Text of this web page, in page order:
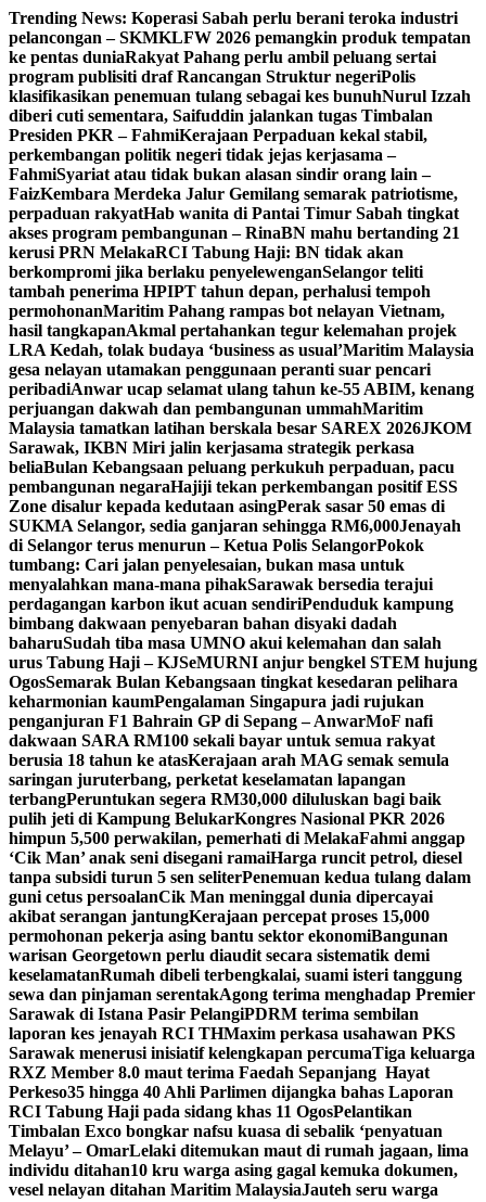
Skip
to
content
Trending News: Koperasi Sabah perlu berani teroka industri
pelancongan – SKMKLFW 2026 pemangkin produk tempatan
ke pentas duniaRakyat Pahang perlu ambil peluang sertai
program publisiti draf Rancangan Struktur negeriPolis
klasifikasikan penemuan tulang sebagai kes bunuhNurul Izzah
diberi cuti sementara, Saifuddin jalankan tugas Timbalan
Presiden PKR – FahmiKerajaan Perpaduan kekal stabil,
perkembangan politik negeri tidak jejas kerjasama –
FahmiSyariat atau tidak bukan alasan sindir orang lain –
FaizKembara Merdeka Jalur Gemilang semarak patriotisme,
perpaduan rakyatHab wanita di Pantai Timur Sabah tingkat
akses program pembangunan – RinaBN mahu bertanding 21
kerusi PRN MelakaRCI Tabung Haji: BN tidak akan
berkompromi jika berlaku penyelewenganSelangor teliti
tambah penerima HPIPT tahun depan, perhalusi tempoh
permohonanMaritim Pahang rampas bot nelayan Vietnam,
hasil tangkapanAkmal pertahankan tegur kelemahan projek
LRA Kedah, tolak budaya ‘business as usual’Maritim Malaysia
gesa nelayan utamakan penggunaan peranti suar pencari
peribadiAnwar ucap selamat ulang tahun ke-55 ABIM, kenang
perjuangan dakwah dan pembangunan ummahMaritim
Malaysia tamatkan latihan berskala besar SAREX 2026JKOM
Sarawak, IKBN Miri jalin kerjasama strategik perkasa
beliaBulan Kebangsaan peluang perkukuh perpaduan, pacu
pembangunan negaraHajiji tekan perkembangan positif ESS
Zone disalur kepada kedutaan asingPerak sasar 50 emas di
SUKMA Selangor, sedia ganjaran sehingga RM6,000Jenayah
di Selangor terus menurun – Ketua Polis SelangorPokok
tumbang: Cari jalan penyelesaian, bukan masa untuk
menyalahkan mana-mana pihakSarawak bersedia terajui
perdagangan karbon ikut acuan sendiriPenduduk kampung
bimbang dakwaan penyebaran bahan disyaki dadah
baharuSudah tiba masa UMNO akui kelemahan dan salah
urus Tabung Haji – KJSeMURNI anjur bengkel STEM hujung
OgosSemarak Bulan Kebangsaan tingkat kesedaran pelihara
keharmonian kaumPengalaman Singapura jadi rujukan
penganjuran F1 Bahrain GP di Sepang – AnwarMoF nafi
dakwaan SARA RM100 sekali bayar untuk semua rakyat
berusia 18 tahun ke atasKerajaan arah MAG semak semula
saringan juruterbang, perketat keselamatan lapangan
terbangPeruntukan segera RM30,000 diluluskan bagi baik
pulih jeti di Kampung BelukarKongres Nasional PKR 2026
himpun 5,500 perwakilan, pemerhati di MelakaFahmi anggap
‘Cik Man’ anak seni disegani ramaiHarga runcit petrol, diesel
tanpa subsidi turun 5 sen seliterPenemuan kedua tulang dalam
guni cetus persoalanCik Man meninggal dunia dipercayai
akibat serangan jantungKerajaan percepat proses 15,000
permohonan pekerja asing bantu sektor ekonomiBangunan
warisan Georgetown perlu diaudit secara sistematik demi
keselamatanRumah dibeli terbengkalai, suami isteri tanggung
sewa dan pinjaman serentakAgong terima menghadap Premier
Sarawak di Istana Pasir PelangiPDRM terima sembilan
laporan kes jenayah RCI THMaxim perkasa usahawan PKS
Sarawak menerusi inisiatif kelengkapan percumaTiga keluarga
RXZ Member 8.0 maut terima Faedah Sepanjang Hayat
Perkeso35 hingga 40 Ahli Parlimen dijangka bahas Laporan
RCI Tabung Haji pada sidang khas 11 OgosPelantikan
Timbalan Exco bongkar nafsu kuasa di sebalik ‘penyatuan
Melayu’ – OmarLelaki ditemukan maut di rumah jagaan, lima
individu ditahan10 kru warga asing gagal kemuka dokumen,
vesel nelayan ditahan Maritim MalaysiaJauteh seru warga